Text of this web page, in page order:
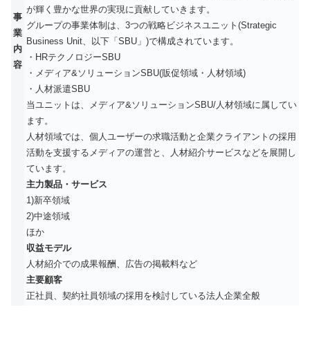
事
業
内
容
が輝く豊かな世界の実現に貢献していきます。
グループの事業体制は、3つの戦略ビジネスユニット(Strategic
Business Unit、以下「SBU」)で構成されています。
・HRテクノロジーSBU
・メディア&ソリューションSBU(販促領域・人材領域)
・人材派遣SBU
当ユニットは、メディア&ソリューションSBU/人材領域に属してい
ます。
人材領域では、個人ユーザーの求職活動と企業クライアントの採用
活動を支援するメディアの運営と、人材紹介サービスなどを展開し
ています。
主力製品・サービス
1)新卒領域
2)中途領域
ほか
収益モデル
人材紹介での成果報酬、広告の掲載料など
主要顧客
正社員、契約社員領域の採用を検討している法人企業全般